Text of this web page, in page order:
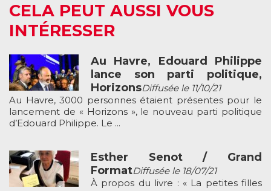
CELA PEUT AUSSI VOUS
INTÉRESSER
Au Havre, Edouard Philippe
lance son parti politique,
HorizonsDiffusée le 11/10/21
Au Havre, 3000 personnes étaient présentes pour le
lancement de « Horizons », le nouveau parti politique
d’Edouard Philippe. Le ...
Esther Senot / Grand
FormatDiffusée le 18/07/21
À propos du livre : « La petites filles